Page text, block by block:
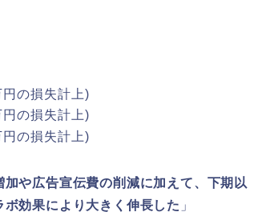
の損失計上)
の損失計上)
の損失計上)
や広告宣伝費の削減に加えて、下期以
効果により大きく伸長した 」